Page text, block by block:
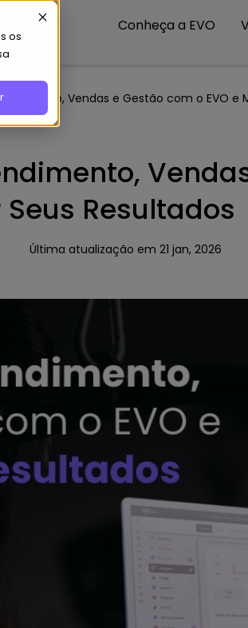
os
Conheça a EVO
Vendas e Gestão com o EVO e
Resultados
Última atualização em 21 jan, 2026